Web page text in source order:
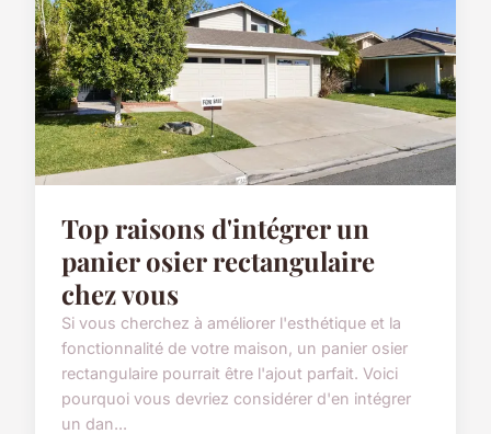
Top raisons d'intégrer un
panier osier rectangulaire
chez vous
Si vous cherchez à améliorer l'esthétique et la
fonctionnalité de votre maison, un panier osier
rectangulaire pourrait être l'ajout parfait. Voici
pourquoi vous devriez considérer d'en intégrer
un dan...